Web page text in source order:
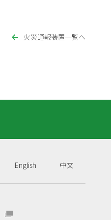
火災通報装置一覧へ
English 中文